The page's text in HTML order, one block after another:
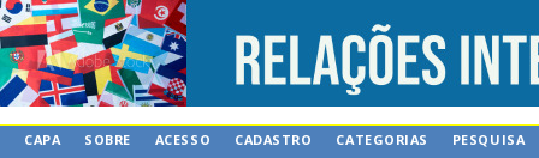
CAPA SOBRE ACESSO CADASTRO CATEGORIAS
PESQUISA